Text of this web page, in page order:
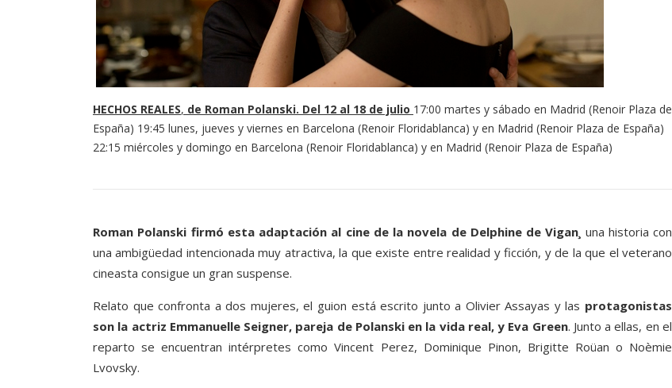
HECHOS REALES, de Roman Polanski. Del 12 al 18 de julio 17:00 martes y sábado en Madrid (Renoir Plaza de
España) 19:45 lunes, jueves y viernes en Barcelona (Renoir Floridablanca) y en Madrid (Renoir Plaza de España)
22:15 miércoles y domingo en Barcelona (Renoir Floridablanca) y en Madrid (Renoir Plaza de España)
Roman Polanski firmó esta adaptación al cine de la novela de Delphine de Vigan¸ una historia con
una ambigüedad intencionada muy atractiva, la que existe entre realidad y ficción, y de la que el veterano
cineasta consigue un gran suspense.
Relato que confronta a dos mujeres, el guion está escrito junto a Olivier Assayas y las protagonistas
son la actriz Emmanuelle Seigner, pareja de Polanski en la vida real, y Eva Green. Junto a ellas, en el
reparto se encuentran intérpretes como Vincent Perez, Dominique Pinon, Brigitte Roüan o Noèmie
Lvovsky.